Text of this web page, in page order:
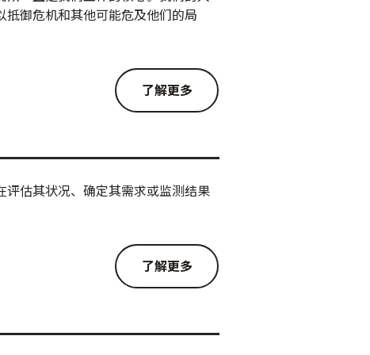
御危机和其他可能危及他们的局
了解更多
估其状况、确定其需求或监测结果
了解更多